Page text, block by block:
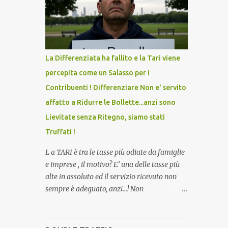
lo scopo della temperatura? Qualcuno a suo
tempo ribattezzo' il Vaccino come: l' Amaro
del Capo, era "spettacolare Ghiacciato, ma
andava bene anche, a Temperatura
Ambiente"! Riproponiamo l'articolo per NON
La Differenziata ha fallito e la Tari viene
percepita come un Salasso per i
Contribuenti ! Differenziare Non e' servito
affatto a Ridurre le Bollette...anzi sono
Lievitate senza Ritegno, siamo stati
Truffati !
L a TARI è tra le tasse più odiate da famiglie
e imprese , il motivo? E’ una delle tasse più
alte in assoluto ed il servizio ricevuto non
sempre è adeguato, anzi…! Non
cittadini direttamente a casa, abbiamo